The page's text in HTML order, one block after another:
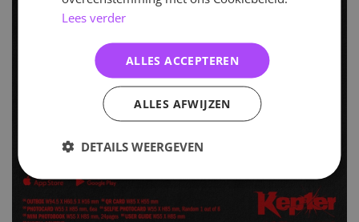
Lees verder
ALLES ACCEPTEREN
ALLES AFWIJZEN
DETAILS WEERGEVEN